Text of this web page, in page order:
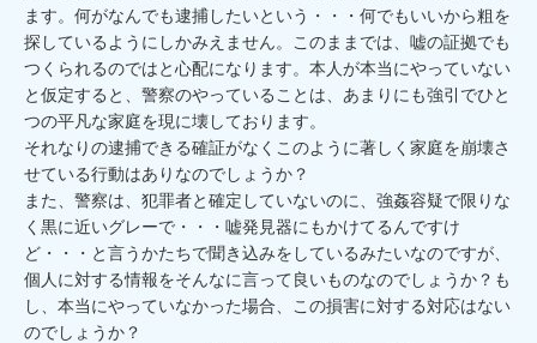
ます。何がなんでも逮捕したいという・・・何でもいいから粗を
探しているようにしかみえません。このままでは、嘘の証拠でも
つくられるのではと心配になります。本人が本当にやっていない
と仮定すると、警察のやっていることは、あまりにも強引でひと
つの平凡な家庭を現に壊しております。
それなりの逮捕できる確証がなくこのように著しく家庭を崩壊さ
せている行動はありなのでしょうか？
また、警察は、犯罪者と確定していないのに、強姦容疑で限りな
く黒に近いグレーで・・・嘘発見器にもかけてるんですけ
ど・・・と言うかたちで聞き込みをしているみたいなのですが、
個人に対する情報をそんなに言って良いものなのでしょうか？も
し、本当にやっていなかった場合、この損害に対する対応はない
のでしょうか？